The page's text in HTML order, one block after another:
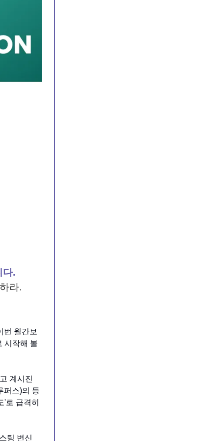
다.
라.
번 월간보
시작해 볼
계시진
퍼스)의 등
'로 급격히
팅 변신